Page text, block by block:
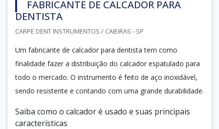
FABRICANTE DE CALCADOR PARA
DENTISTA
CARPE DENT INSTRUMENTOS / CAIEIRAS - SP
Um fabricante de calcador para dentista tem como
finalidade fazer a distribuição do calcador espatulado para
todo o mercado. O instrumento é feito de aço inoxidável,
sendo resistente e contando com uma grande durabilidade.
Saiba como o calcador é usado e suas principais
características